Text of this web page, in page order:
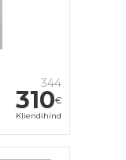
344
310€
Kliendihind